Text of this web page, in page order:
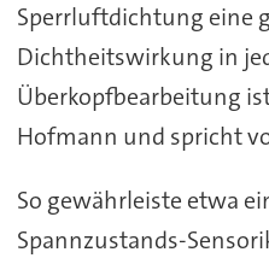
Sperrluftdichtung eine
Dichtheitswirkung in
Überkopfbearbeitung
Hofmann und spricht
So gewährleiste etwa
Spannzustands-